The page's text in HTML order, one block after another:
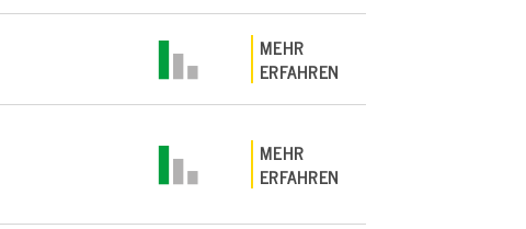
MEHR
ERFAHREN
MEHR
ERFAHREN